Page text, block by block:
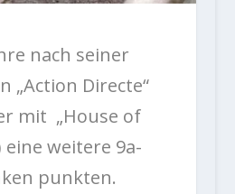
nach seiner
„Action Directe“
mit „House of
eine weitere 9a-
punkten.